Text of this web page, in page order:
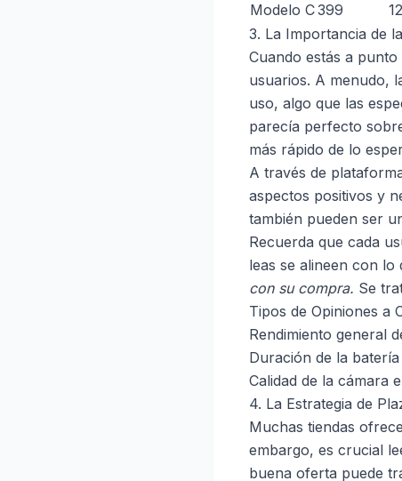
Modelo C399 12
3. La Importancia de
Cuando estás a
usuarios. A menudo,
uso, algo que las
parecía perfecto
más rápido de lo
A través de
aspectos positivos y
también pueden ser
Recuerda que cada
leas se alineen con lo
con su compra. Se
Tipos de Opiniones a
Rendimiento general
Duración de la
Calidad de la cámara
4. La Estrategia de
Muchas tiendas
embargo, es crucial
buena oferta puede